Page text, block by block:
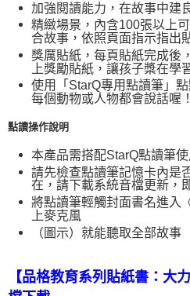
全家取貨付款
每筆NT$60，滿NT$490(含以上)免
7-11取貨付款
每筆NT$60，滿NT$490(含以上)免
每筆NT$85，滿NT$490(含以上)免運
郵局
每筆NT$85，滿NT$490(含以上)免
加強閱讀能力，在故事中建
精緻場景，內含100張以上
合故事，依照頁面指示指出
獎厲貼紙，每頁貼紙完成後
上獎勵貼紙，讓孩子槳在學
使用「 StarQ專用點讀筆」
每個動物或人物都會說話喔！
點讀操作說明
本產品需搭配StarQ點讀筆使
請先檢查點讀筆記憶卡內是
在，請下載系統音檔更新，
將點讀筆輕觸封面書名進入
上麥克風
（圖示）就能聽取全部故事
【品格教育系列貼紙書：大